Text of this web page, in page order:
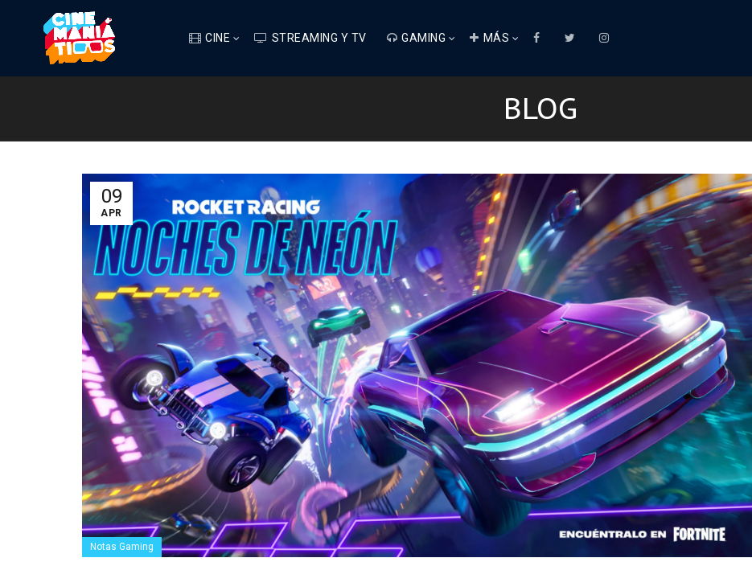
CINE STREAMING Y TV GAMING MÁS
BLOG
09
APR
Notas Gaming